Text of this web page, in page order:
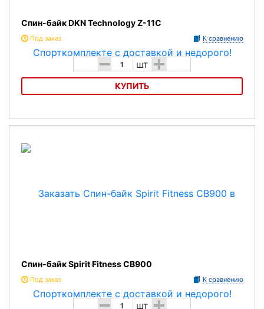
Спин-байк DKN Technology Z-11C
Под заказ К сравнению
- шт +
КУПИТЬ
Спин-байк DKN Technology Z-11C
Спин-байк Spirit Fitness CB900
Под заказ К сравнению
- шт +